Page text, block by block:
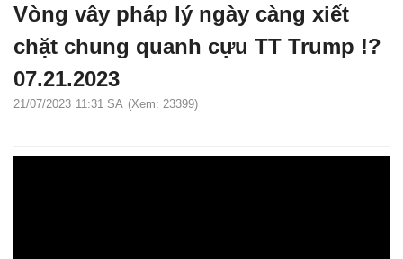
Vòng vây pháp lý ngày càng xiết
chặt chung quanh cựu TT Trump !?
07.21.2023
21/07/2023 11:31 SA (Xem: 23399)